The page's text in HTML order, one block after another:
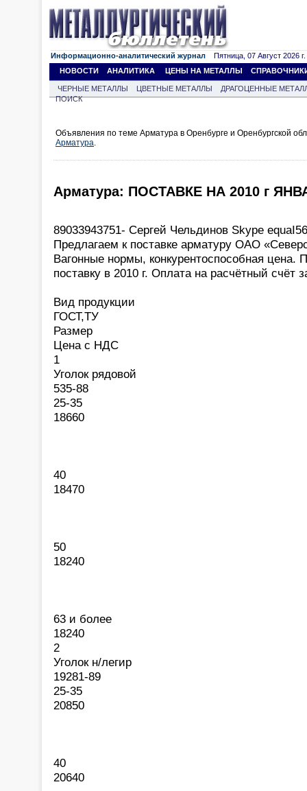
Информационно-аналитический журнал Пятница, 07 Август 2026 г.
НОВОСТИ
АНАЛИТИКА ЦЕНЫ НА МЕТАЛЛЫ
ЧЕРНЫЕ МЕТАЛЛЫ ЦВЕТНЫЕ МЕТАЛЛЫ
ДРАГОЦЕННЫЕ
ПОИСК
Объявления по теме Арматура в Оренбурге и Оренбургской
Арматура.
Арматура: ПОСТАВКЕ НА 2010 г
89033943751- Сергей Чельдинов Skype
Предлагаем к поставке арматуру ОАО
Вагонные нормы, конкурентоспособная цена.
поставку в 2010 г. Оплата на расчётный счёт
Вид продукции
ГОСТ,ТУ
Размер
Цена с НДС
1
Уголок рядовой
535-88
25-35
18660
40
18470
50
18240
63 и более
18240
2
Уголок н/легир
19281-89
25-35
20850
40
20640